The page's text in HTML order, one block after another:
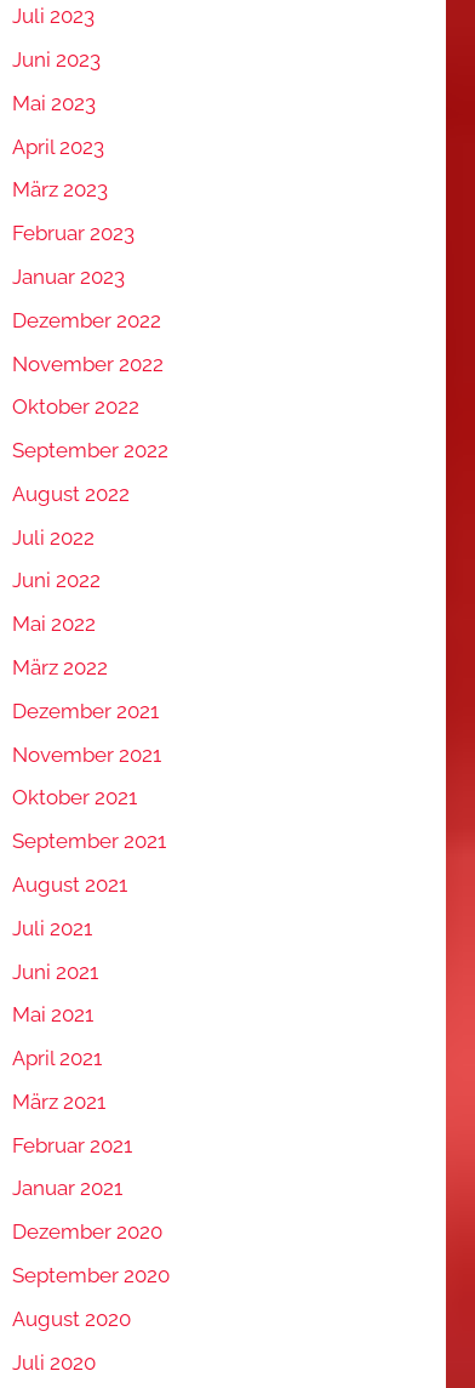
Juli 2023
Juni 2023
Mai 2023
April 2023
März 2023
Februar 2023
Januar 2023
Dezember 2022
November 2022
Oktober 2022
September 2022
August 2022
Juli 2022
Juni 2022
Mai 2022
März 2022
Dezember 2021
November 2021
Oktober 2021
September 2021
August 2021
Juli 2021
Juni 2021
Mai 2021
April 2021
März 2021
Februar 2021
Januar 2021
Dezember 2020
September 2020
August 2020
Juli 2020